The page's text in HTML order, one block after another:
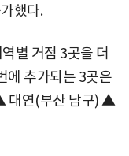
했다.
별 거점 3곳을 더
에 추가되는 3곳은
대연(부산 남구) ▲